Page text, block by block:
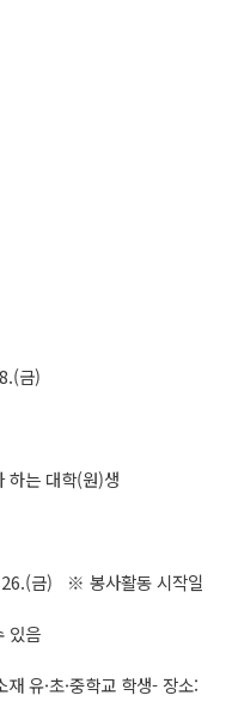
금)
하는 대학(원)생
금) ※ 봉사활동 시작일
있음
유·초·중학교 학생- 장소: